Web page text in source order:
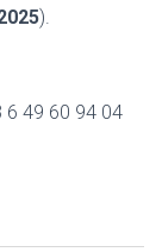
).
6 49 60 94 04